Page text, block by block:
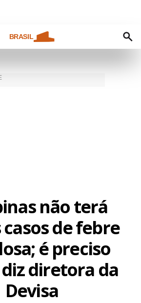
BRASIL
não terá
de febre
é preciso
diretora da
Devisa